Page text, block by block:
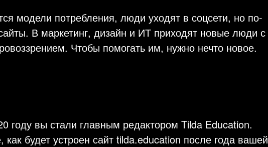
модели потребления, люди уходят в соцсети, но по-
В маркетинг, дизайн и ИТ приходят новые люди с
Чтобы помогать им, нужно нечто новое.
году вы стали главным редактором Tilda Education.
будет устроен сайт tilda.education после года вашей